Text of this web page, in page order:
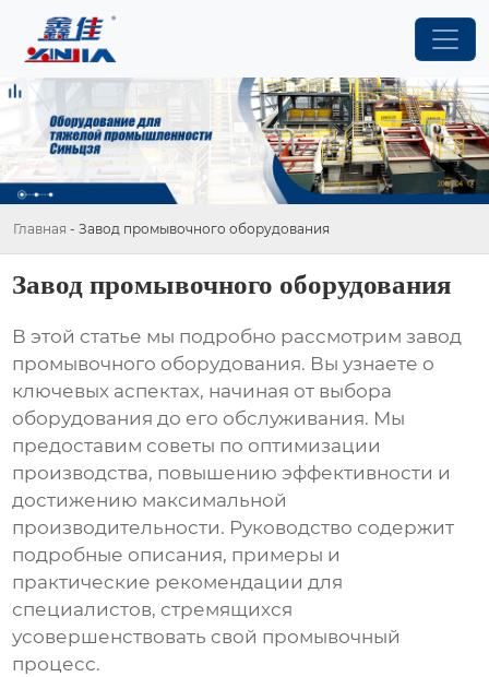
Главная - Завод промывочного оборудования
Завод промывочного оборудования
В этой статье мы подробно рассмотримзавод
промывочного оборудования. Вы узнаете о
ключевых аспектах, начиная от выбора
оборудования до его обслуживания. Мы
предоставим советы по оптимизации
производства, повышению эффективности и
достижению максимальной
производительности. Руководство содержит
подробные описания, примеры и
практические рекомендации для
специалистов, стремящихся
усовершенствовать свой промывочный
процесс.